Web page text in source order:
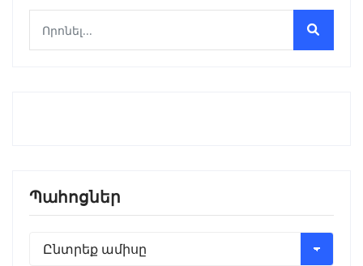
Պահոցներ